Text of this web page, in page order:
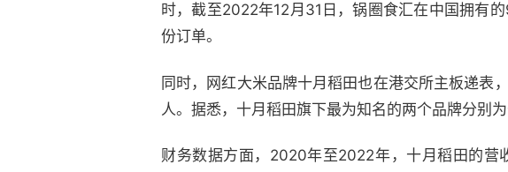
时，截至2022年12月31日，锅圈食汇在中国拥有
份订单。
同时，网红大米品牌十月稻田也在港交所主板递表
人。据悉，十月稻田旗下最为知名的两个品牌分别为
财务数据方面，2020年至2022年，十月稻田的